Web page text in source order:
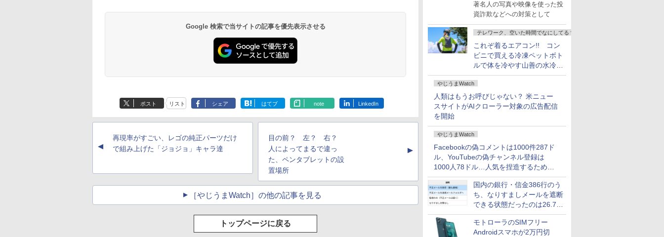
し詐欺広告」対策強化を要請
著名人の写真や映像を使った投
資詐欺などへの対策として
テレワーク、空いた時間でなにしてる？
これぞ着るエアコン!! コン
ビニで買える冷凍ペットボト
ルで体を冷やす山善の水冷ベ
ストがロードバイクにちょう
どいい【ぼっち・ざ・ろー
ど！その14】
やじうまWatch
人類はもうお呼びじゃない？ 米ニュー
スサイトがAIクローラー対象の広告配信
を開始
やじうまWatch
Facebookの偽コメントは1000件287ド
ル、YouTubeの偽チャンネル登録は
1000人78ドル…人気を捏造するための
価格リストが公開中
国内の銀行・信金386行のう
ち、なりすましメールを遮断
できる状態だったのは26.7％
にとどまる～GMOブランド
セキュリティ調査
モトローラのSIMフリー
Androidスマホが2万円切
Google 検索で当サイトの記事を優先表示させる
ポスト リスト シェア はてブ note LinkedIn
▲
再現率がすごい、レゴの純正パーツだけ
で組み上げた「ジョジョ」キャラ達
目の前？ 左？ 右？
人によってまるで違っ
た、ペンタブレットの設
置場所
▲
［やじうまWatch］の他の記事を見る
トップページに戻る